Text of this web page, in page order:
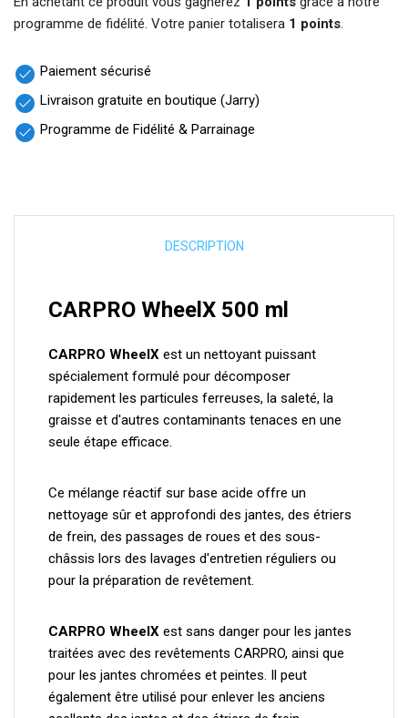
programme de fidélité. Votre panier totalisera 1 points.
check_circle Paiement sécurisé
check_circle Livraison gratuite en boutique (Jarry)
check_circle Programme de Fidélité & Parrainage
DESCRIPTION
CARPRO WheelX 500 ml
CARPRO WheelX est un nettoyant puissant
spécialement formulé pour décomposer
rapidement les particules ferreuses, la saleté, la
graisse et d'autres contaminants tenaces en une
seule étape efficace.
Ce mélange réactif sur base acide offre un
nettoyage sûr et approfondi des jantes, des étriers
de frein, des passages de roues et des sous-
châssis lors des lavages d'entretien réguliers ou
pour la préparation de revêtement.
CARPRO WheelX est sans danger pour les jantes
traitées avec des revêtements CARPRO, ainsi que
pour les jantes chromées et peintes. Il peut
également être utilisé pour enlever les anciens